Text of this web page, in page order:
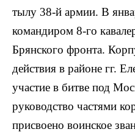
тылу 38-й армии. В
командиром 8-го
Брянского фронта.
действия в районе гг.
участие в битве под
руководство частями
присвоено воинское